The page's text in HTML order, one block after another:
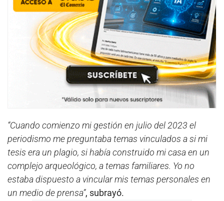
“Cuando comienzo mi gestión en julio del 2023 el
periodismo me preguntaba temas vinculados a si mi
tesis era un plagio, si había construido mi casa en un
complejo arqueológico, a temas familiares. Yo no
estaba dispuesto a vincular mis temas personales en
un medio de prensa”, subrayó.